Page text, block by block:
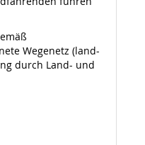
Wegenetz (land-
durch Land- und